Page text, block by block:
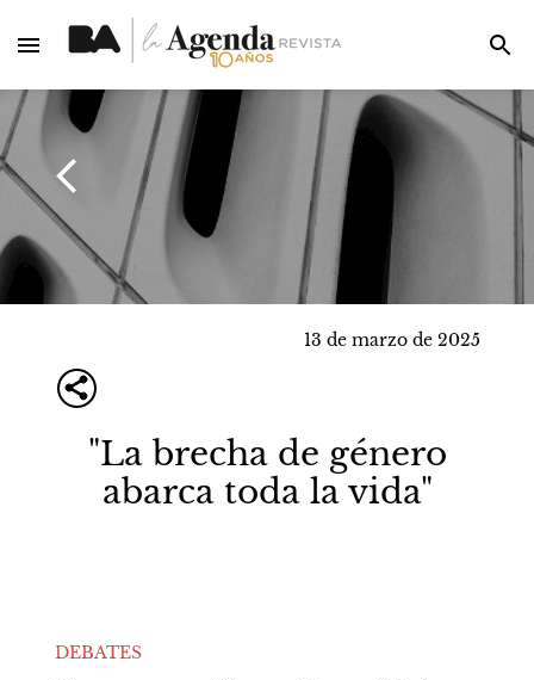
13 de marzo de 2025
"La brecha de género
abarca toda la vida"
DEBATES